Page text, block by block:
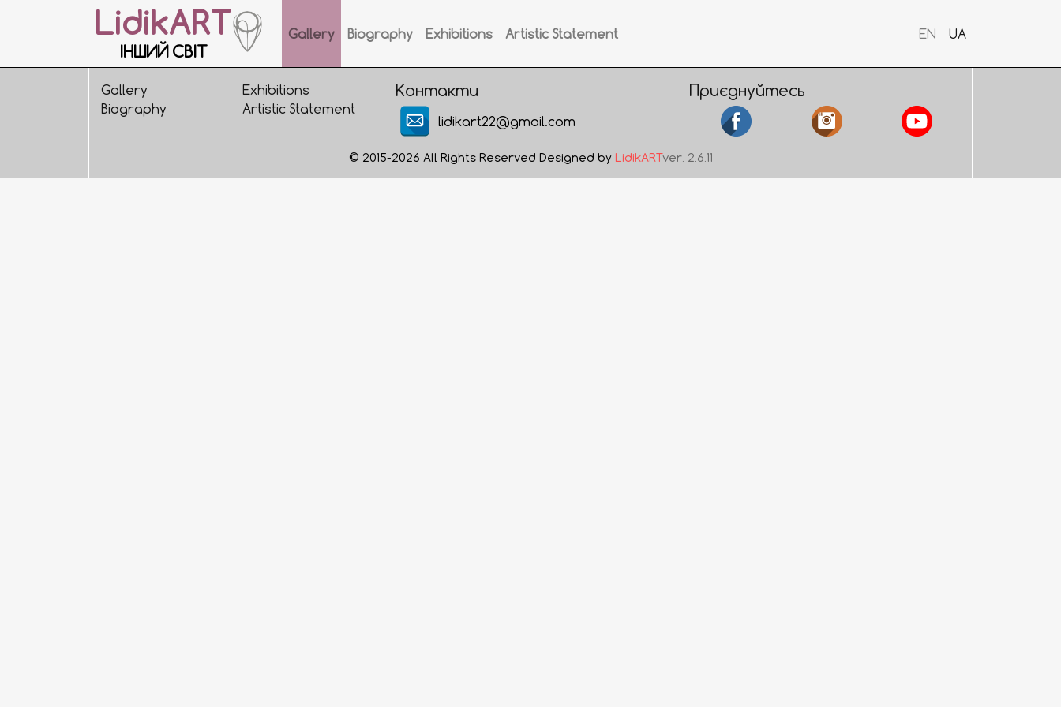
LidikART
ІНШИЙ СВІТ
Gallery Biography Exhibitions Artistic Statement EN UA
Gallery
Biography
Exhibitions
Artistic Statement
Контакти
lidikart22@gmail.com
Приєднуйтесь
© 2015-2026 All Rights Reserved Designed by LidikARTver. 2.6.11